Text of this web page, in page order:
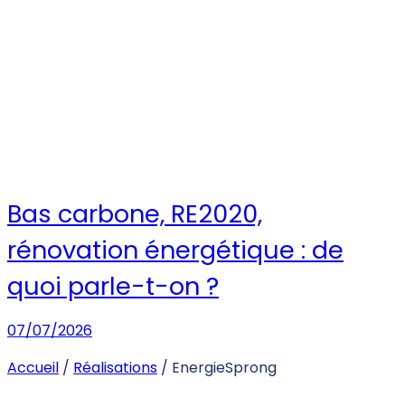
Bas carbone, RE2020,
rénovation énergétique : de
quoi parle-t-on ?
07/07/2026
Accueil / Réalisations / EnergieSprong